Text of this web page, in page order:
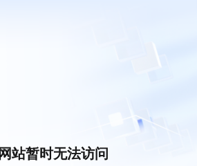
网站暂时无法访问